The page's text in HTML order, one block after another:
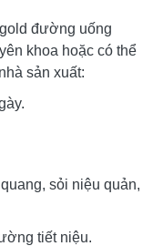
đường uống
khoa hoặc có thể
sản xuất:
sỏi niệu quản,
tiết niệu.